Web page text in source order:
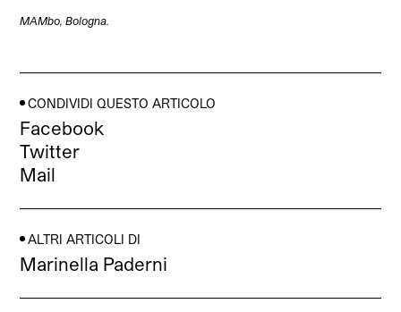
MAMbo, Bologna.
CONDIVIDI QUESTO ARTICOLO
Facebook
Twitter
Mail
ALTRI ARTICOLI DI
Marinella Paderni